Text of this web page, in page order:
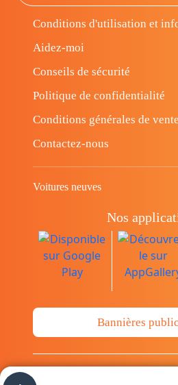
Conditions d'utilisation et
Aidez-moi
Conseils de sécurité
Politique de confidentialité
Conditions générales de vente
Contactez-nous
Voitures neuves
Nos
Bannières
© Copyright 2014-2026